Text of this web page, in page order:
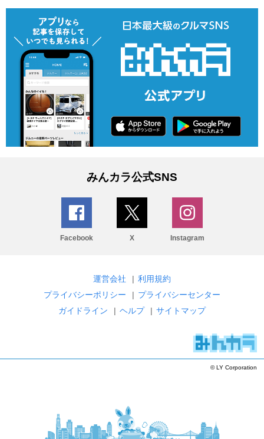
みんカラ公式SNS
Facebook X Instagram
運営会社 | 利用規約
プライバシーポリシー
| プライバシーセンター
ガイドライン
| ヘルプ | サイトマップ
© LY Corporation